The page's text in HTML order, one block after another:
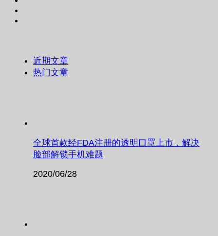
近期文章
热门文章
全球首款经FDA注册的透明口罩上市，解决
脸部解锁手机难题
2020/06/28